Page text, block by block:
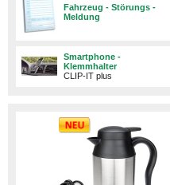
Fahrzeug - Störungs -
Meldung
Smartphone -
Klemmhalter
CLIP-IT plus